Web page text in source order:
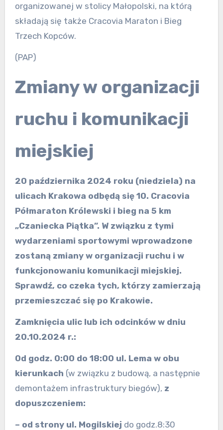
organizowanej w stolicy Małopolski, na którą
składają się także Cracovia Maraton i Bieg
Trzech Kopców.
(PAP)
Zmiany w organizacji
ruchu i komunikacji
miejskiej
20 października 2024 roku (niedziela) na
ulicach Krakowa odbędą się 10. Cracovia
Półmaraton Królewski i bieg na 5 km
„Czaniecka Piątka”. W związku z tymi
wydarzeniami sportowymi wprowadzone
zostaną zmiany w organizacji ruchu i w
funkcjonowaniu komunikacji miejskiej.
Sprawdź, co czeka tych, którzy zamierzają
przemieszczać się po Krakowie.
Zamknięcia ulic lub ich odcinków w dniu
20.10.2024 r.:
Od godz. 0:00 do 18:00 ul. Lema w obu
kierunkach (w związku z budową, a następnie
demontażem infrastruktury biegów), z
dopuszczeniem:
– od strony ul. Mogilskiej do godz.8:30